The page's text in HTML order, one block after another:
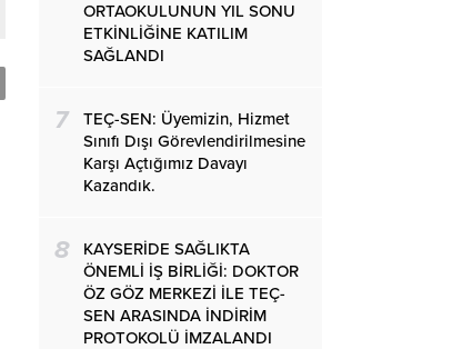
ORTAOKULUNUN YIL SONU
ETKİNLİĞİNE KATILIM
SAĞLANDI
7
TEÇ-SEN: Üyemizin, Hizmet
Sınıfı Dışı Görevlendirilmesine
Karşı Açtığımız Davayı
Kazandık.
8
KAYSERİDE SAĞLIKTA
ÖNEMLİ İŞ BİRLİĞİ: DOKTOR
ÖZ GÖZ MERKEZİ İLE TEÇ-
SEN ARASINDA İNDİRİM
PROTOKOLÜ İMZALANDI